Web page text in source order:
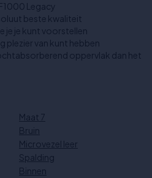
Legacy
beste kwaliteit
je je kunt voorstellen
plezier van kunt hebben
oppervlak dan het
Maat 7
Bruin
Microvezel leer
Spalding
Binnen